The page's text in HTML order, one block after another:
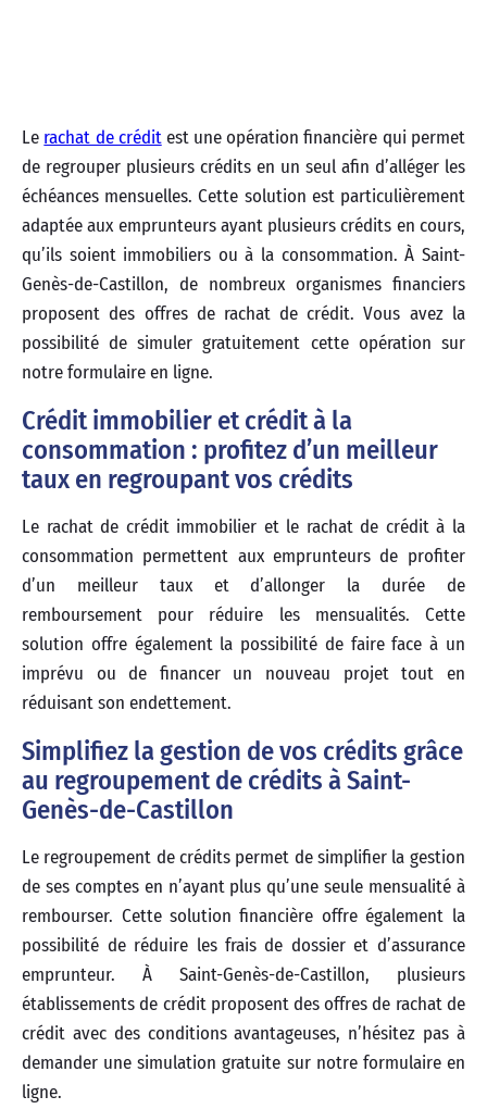
Le rachat de créditest une opération financière qui permet
de regrouper plusieurs crédits en un seul afin d’alléger les
échéances mensuelles. Cette solution est particulièrement
adaptée aux emprunteurs ayant plusieurs crédits en cours,
qu’ils soient immobiliers ou à la consommation. À Saint-
Genès-de-Castillon, de nombreux organismes financiers
proposent des offres de rachat de crédit. Vous avez la
possibilité de simuler gratuitement cette opération sur
notre formulaire en ligne.
Crédit immobilier et crédit à la
consommation : profitez d’un meilleur
taux en regroupant vos crédits
Le rachat de crédit immobilier et le rachat de crédit à la
consommation permettent aux emprunteurs de profiter
d’un meilleur taux et d’allonger la durée de
remboursement pour réduire les mensualités. Cette
solution offre également la possibilité de faire face à un
imprévu ou de financer un nouveau projet tout en
réduisant son endettement.
Simplifiez la gestion de vos crédits grâce
au regroupement de crédits à Saint-
Genès-de-Castillon
Le regroupement de crédits permet de simplifier la gestion
de ses comptes en n’ayant plus qu’une seule mensualité à
rembourser. Cette solution financière offre également la
possibilité de réduire les frais de dossier et d’assurance
emprunteur. À Saint-Genès-de-Castillon, plusieurs
établissements de crédit proposent des offres de rachat de
crédit avec des conditions avantageuses, n’hésitez pas à
demander une simulation gratuite sur notre formulaire en
ligne.